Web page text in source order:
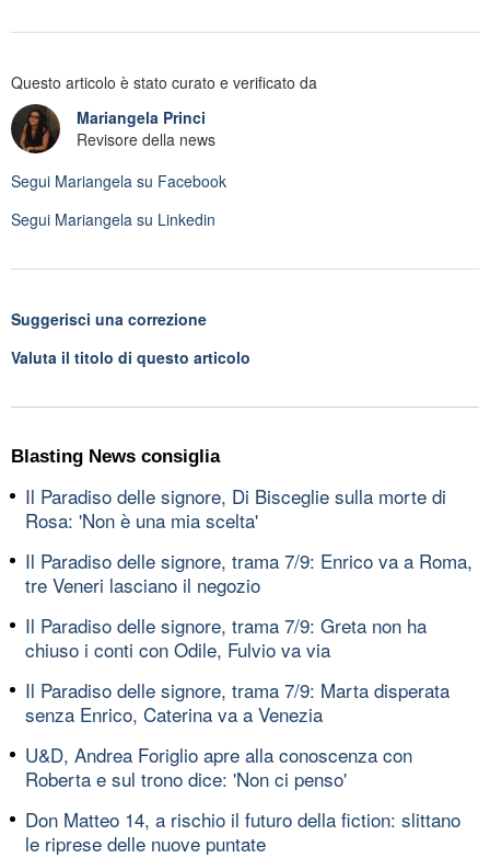
Questo articolo è stato curato e verificato da
Mariangela Princi
Revisore della news
Segui Mariangela su Facebook
Segui Mariangela su Linkedin
Suggerisci una correzione
Valuta il titolo di questo articolo
Blasting News consiglia
Il Paradiso delle signore, Di Bisceglie sulla morte di
Rosa: 'Non è una mia scelta'
Il Paradiso delle signore, trama 7/9: Enrico va a Roma,
tre Veneri lasciano il negozio
Il Paradiso delle signore, trama 7/9: Greta non ha
chiuso i conti con Odile, Fulvio va via
Il Paradiso delle signore, trama 7/9: Marta disperata
senza Enrico, Caterina va a Venezia
U&D, Andrea Foriglio apre alla conoscenza con
Roberta e sul trono dice: 'Non ci penso'
Don Matteo 14, a rischio il futuro della fiction: slittano
le riprese delle nuove puntate